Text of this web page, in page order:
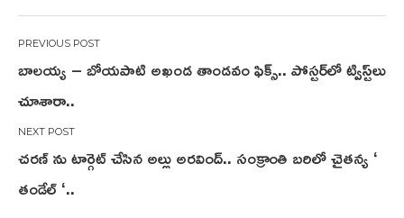
Post
navigation
బాల‌య్య – బోయ‌పాటి అఖండ తాండ‌వం ఫిక్స్‌.. పోస్ట‌ర్‌లో ట్విస్ట్‌లు
చూశారా..
చరణ్ ను టార్గెట్ చేసిన అల్లు అరవింద్.. సంక్రాంతి బరిలో చైతన్య ‘
తండేల్ ‘..